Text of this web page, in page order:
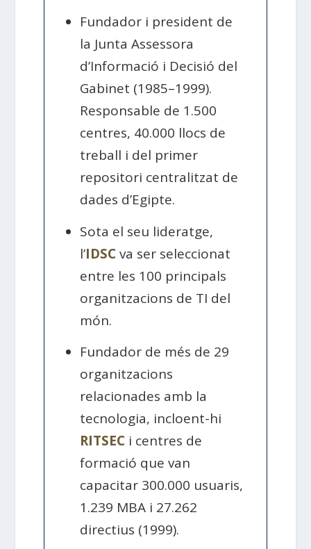
Fundador i president de
la Junta Assessora
d’Informació i Decisió del
Gabinet (1985–1999).
Responsable de 1.500
centres, 40.000 llocs de
treball i del primer
repositori centralitzat de
dades d’Egipte.
Sota el seu lideratge,
l’IDSCva ser seleccionat
entre les 100 principals
organitzacions de TI del
món.
Fundador de més de 29
organitzacions
relacionades amb la
tecnologia, incloent-hi
RITSEC i centres de
formació que van
capacitar 300.000 usuaris,
1.239 MBA i 27.262
directius (1999).